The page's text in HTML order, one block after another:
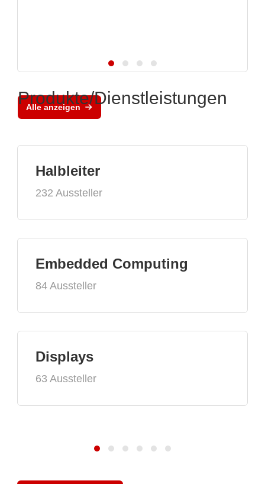
Alle anzeigen
Produkte/Dienstleistungen
Halbleiter
232 Aussteller
Embedded Computing
84 Aussteller
Displays
63 Aussteller